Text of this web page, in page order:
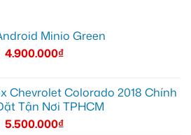
Minio Green
4.900.000₫
Chevrolet Colorado 2018 Chính
Tận Nơi TPHCM
5.500.000₫